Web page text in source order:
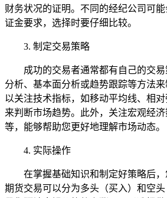
财务状况的证明。不同的经纪公司可
证金要求，选择时要仔细比较。
3. 制定交易策略
成功的交易者通常都有自己的交
分析、基本面分析或趋势跟踪等方法
以关注技术指标，如移动平均线、相对
来判断市场趋势。此外，关注宏观经
等，能够帮助您更好地理解市场动态。
4. 实际操作
在掌握基础知识和制定好策略后，
期货交易可以分为多头（买入）和空